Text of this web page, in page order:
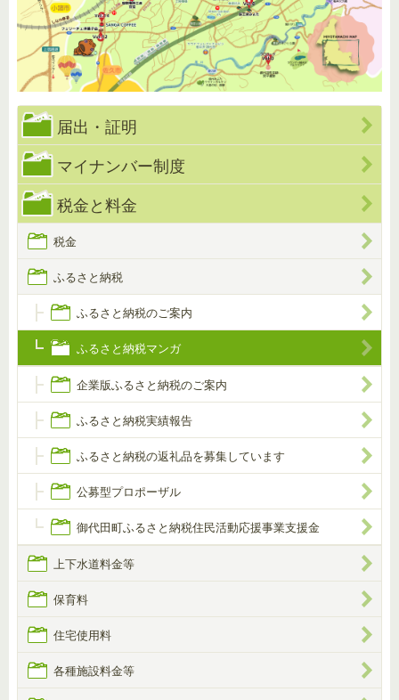
届出・証明
マイナンバー制度
税金と料金
税金
ふるさと納税
ふるさと納税のご案内
ふるさと納税マンガ
企業版ふるさと納税のご案内
ふるさと納税実績報告
ふるさと納税の返礼品を募集しています
公募型プロポーザル
御代田町ふるさと納税住民活動応援事業支援金
上下水道料金等
保育料
住宅使用料
各種施設料金等